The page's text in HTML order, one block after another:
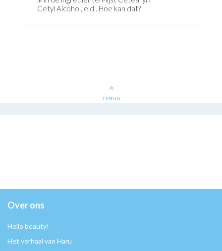
Cetyl Alcohol, e.d.. Hoe kan dat?
TERUG
Over ons
Hello beauty!
Het verhaal van Haru